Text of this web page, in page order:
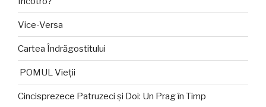
Vice-Versa
Cartea Îndrăgostitului
POMUL Vieții
Cincisprezece Patruzeci și Doi: Un Prag în Timp